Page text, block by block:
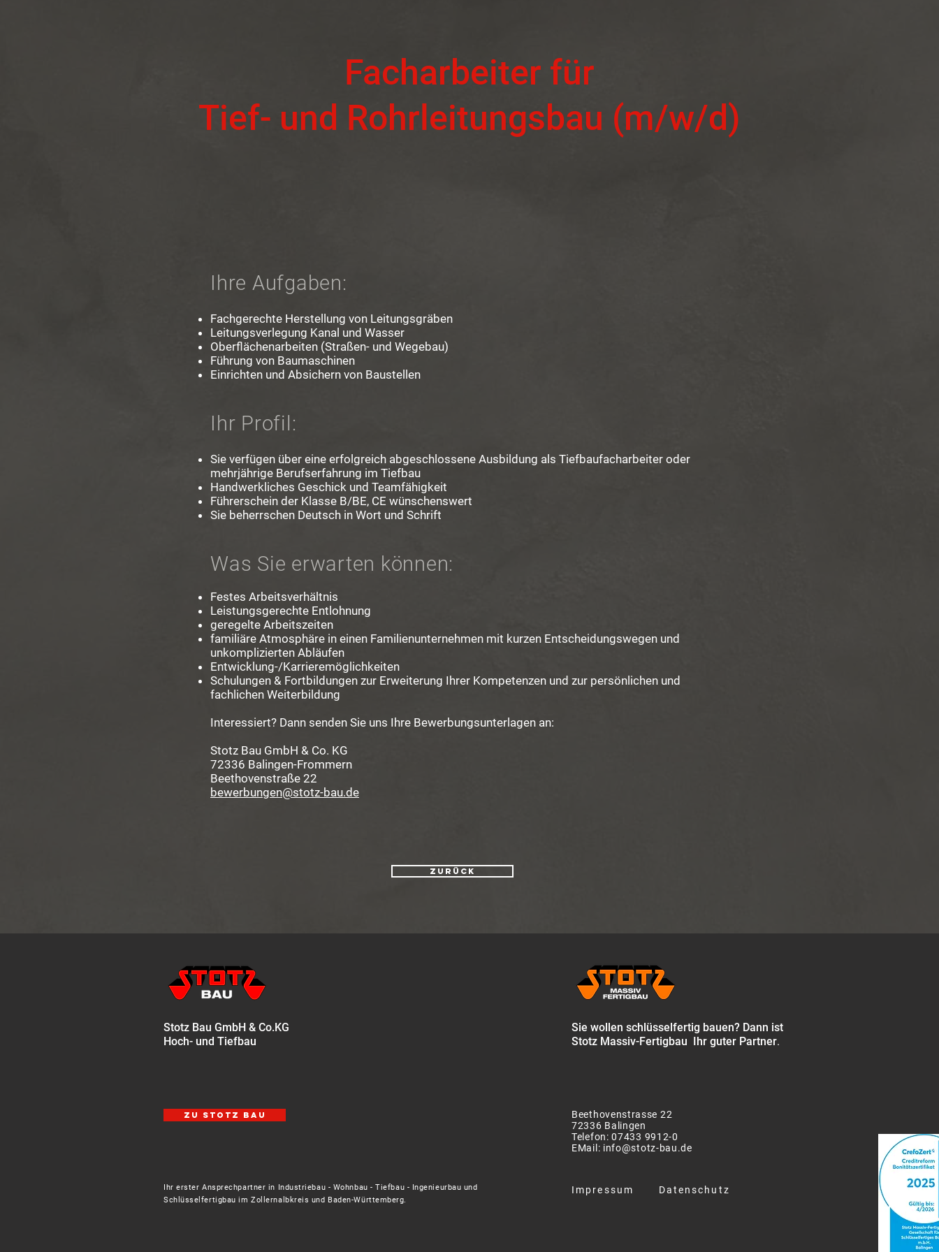
Facharbeiter für
Tief- und Rohrleitungsbau (m/w/d)
Ihre Aufgaben:
Fachgerechte Herstellung von Leitungsgräben
Leitungsverlegung Kanal und Wasser
Oberflächenarbeiten (Straßen- und Wegebau)
Führung von Baumaschinen
Einrichten und Absichern von Baustellen
Ihr Profil:
Sie verfügen über eine erfolgreich abgeschlossene Ausbildung als Tiefbaufacharbeiter oder
mehrjährige Berufserfahrung im Tiefbau
Handwerkliches Geschick und Teamfähigkeit
Führerschein der Klasse B/BE, CE wünschenswert
Sie beherrschen Deutsch in Wort und Schrift
Was Sie erwarten können:
Festes Arbeitsverhältnis
Leistungsgerechte Entlohnung
geregelte Arbeitszeiten
familiäre Atmosphäre in einen Familienunternehmen mit kurzen Entscheidungswegen und
unkomplizierten Abläufen
Entwicklung-/Karrieremöglichkeiten
Schulungen & Fortbildungen zur Erweiterung Ihrer Kompetenzen und zur persönlichen und
fachlichen Weiterbildung
Interessiert? Dann senden Sie uns Ihre Bewerbungsunterlagen an:
Stotz Bau GmbH & Co. KG
72336 Balingen-Frommern
Beethovenstraße 22
bewerbungen@stotz-bau.de
ZURÜCK
Stotz Bau GmbH & Co.KG
Hoch- und Tiefbau
zu STOTZ BAU
Ihr erster Ansprechpartner in Industriebau - Wohnbau - Tiefbau - Ingenieurbau und
Schlüsselfertigbau im Zollernalbkreis und Baden-Württemberg.
Sie wollen schlüsselfertig bauen? Dann ist
Stotz Massiv-Fertigbau Ihr guter Partner.
Beethovenstrasse 22
72336 Balingen
Telefon:07433 9912-0
EMail: info@stotz-bau.de
Impressum Datenschutz